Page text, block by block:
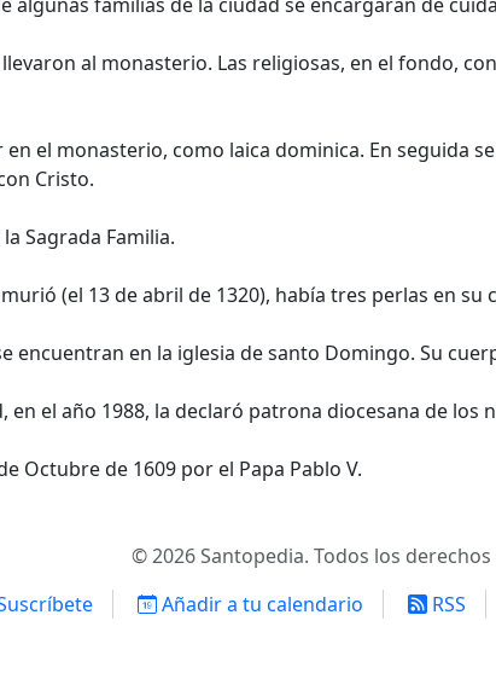
al monasterio. Las religiosas, en el fondo,
el monasterio, como laica dominica. En seguida
Cristo.
Sagrada Familia.
(el 13 de abril de 1320), había tres perlas en
encuentran en la iglesia de santo Domingo. Su
en el año 1988, la declaró patrona diocesana de los
Octubre de 1609 por el Papa Pablo V.
© 2026 Santopedia. Todos los
Añadir a tu calendario RSS